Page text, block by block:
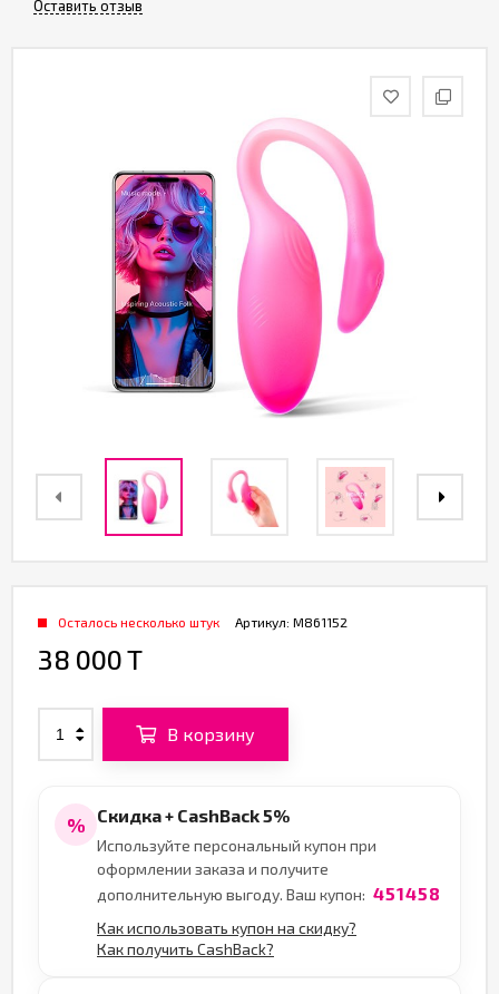
Оставить отзыв
Артикул: M861152
Осталось несколько штук
38 000 T
В корзину
% Скидка + CashBack 5%
Используйте персональный купон при
оформлении заказа и получите
дополнительную выгоду. Ваш купон: 451458
Как использовать купон на скидку?
Как получить CashBack?